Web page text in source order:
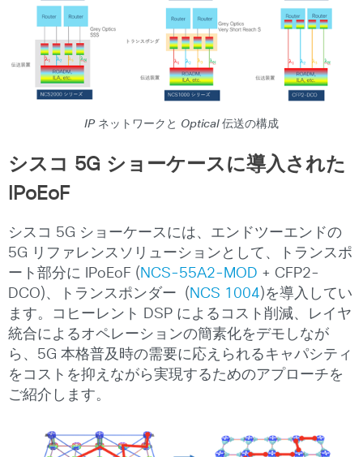
IP ネットワークと Optical 伝送の構成
シスコ 5G ショーケースに導入された
IPoEoF
シスコ 5G ショーケースには、エンドツーエンドの
5G リファレンスソリューションとして、トランスポ
ート部分に IPoEoF ( NCS-55A2-MOD + CFP2-
DCO)、トランスポンダー ( NCS 1004)を導入してい
ます。コヒーレント DSP によるコスト削減、レイヤ
統合によるオペレーションの簡素化をデモしなが
ら、5G 本格普及時の需要に応えられるキャパシティ
をコストを抑えながら実現するためのアプローチを
ご紹介します。